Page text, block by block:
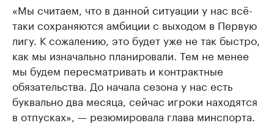
«Мы считаем, что в данной ситуации у нас всё-
таки сохраняются амбиции с выходом в Первую
лигу. К сожалению, это будет уже не так быстро,
как мы изначально планировали. Тем не менее
мы будем пересматривать и контрактные
обязательства. До начала сезона у нас есть
буквально два месяца, сейчас игроки находятся
в отпусках», — резюмировала глава минспорта.